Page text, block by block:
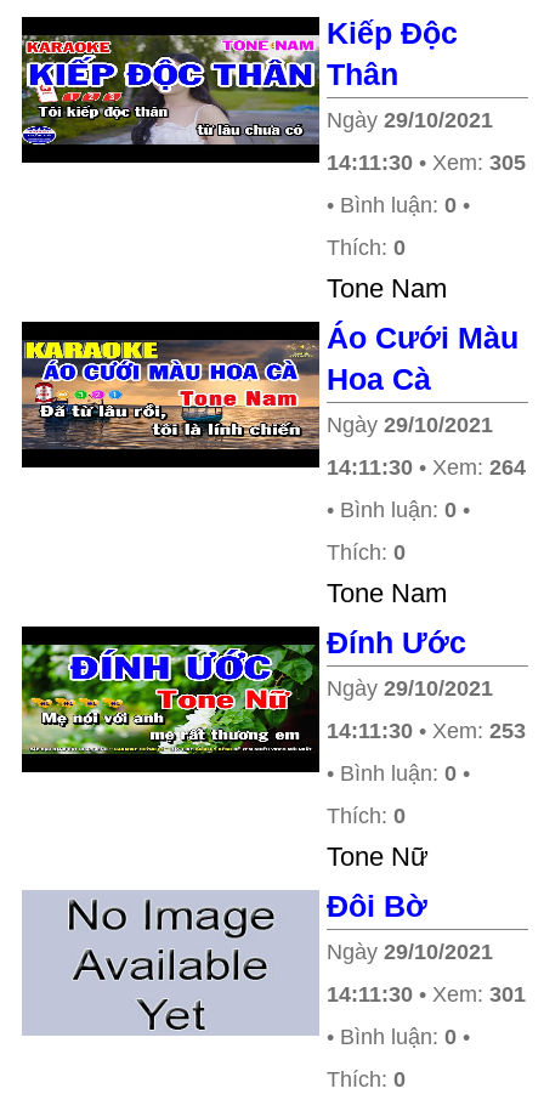
Kiếp Độc
Thân
Ngày 29/10/2021
14:11:30 • Xem: 305
• Bình luận: 0 •
Thích: 0
Tone Nam
Áo Cưới Màu
Hoa Cà
Ngày 29/10/2021
14:11:30 • Xem: 264
• Bình luận: 0 •
Thích: 0
Tone Nam
Đính Ước
Ngày 29/10/2021
14:11:30 • Xem: 253
• Bình luận: 0 •
Thích: 0
Tone Nữ
Đôi Bờ
Ngày 29/10/2021
14:11:30 • Xem: 301
• Bình luận: 0 •
Thích: 0